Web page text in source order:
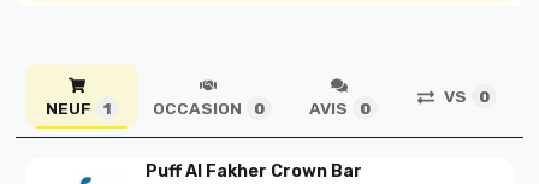
NEUF 1 OCCASION 0 AVIS 0
VS 0
Puff Al Fakher Crown Bar